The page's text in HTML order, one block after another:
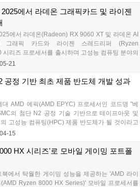
스텔라 블레이드 게임코드, 스텔라 블레이
스탠드의 특전 혜택이 제공된다....
에서 라데온 그래픽카드 및 라이젠
에서 라데온(Radeon) RX 9060 XT 및 라데온 AI
그래픽 카드와 라이젠 스레드리퍼 (Ryzen
리즈 프로세서를 출시하며 고성능 컴퓨팅 분야의
다. 게이밍, 콘텐츠 제작, 전문 산업 및 AI 개발 분야
을 제공할 예정이다....
05-21
공정 기반 최초 제품 반도체 개발 성과
대 AMD 에픽(AMD EPYC) 프로세서인 코드명 "베
의 첨단 N2 공정 기술 기반으로 테이프아웃 및
고성능 컴퓨팅(HPC) 제품 반도체가 될 것이라고
는 TSMC의 애리조나 신규 제조 시설에서 5세대
목표로 하는 베니스는 AMD의 데이터센터 CPU 로
한 의미를 차지하는 제품으로, 이번 성과는 새로
최첨단 공정 기술을 공동 최적화하기 위한 AMD와
파트너십의 강점을 보여주는 사례다....
04-15
HX 시리즈'로 모바일 게이밍 포트폴
에서 탁월한 게이밍 성능을 제공하는 'AMD 라이
Ryzen 8000 HX Series)' 모바일 프로세서를